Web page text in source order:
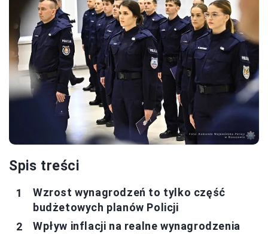
Spis treści
Wzrost wynagrodzeń to tylko część
budżetowych planów Policji
Wpływ inflacji na realne wynagrodzenia